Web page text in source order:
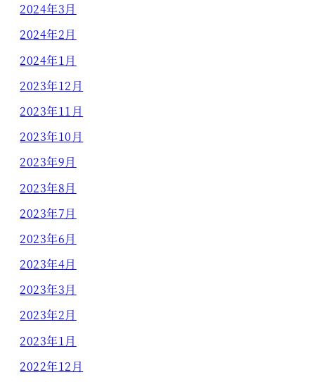
2024年3月
2024年2月
2024年1月
2023年12月
2023年11月
2023年10月
2023年9月
2023年8月
2023年7月
2023年6月
2023年4月
2023年3月
2023年2月
2023年1月
2022年12月